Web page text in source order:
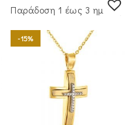
Παράδoση 1 έως 3 ημέρες
-15%